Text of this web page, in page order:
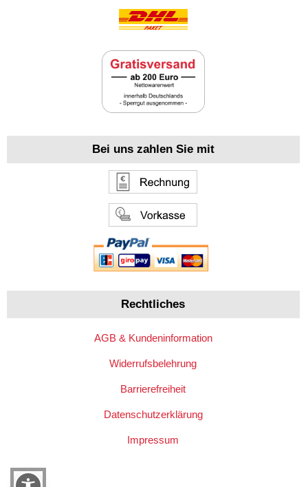
Bei uns zahlen Sie mit
Rechtliches
AGB & Kundeninformation
Widerrufsbelehrung
Barrierefreiheit
Datenschutzerklärung
Impressum